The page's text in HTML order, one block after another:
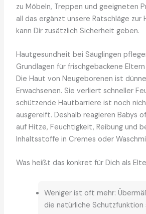
zu Möbeln, Treppen und geeigneten
all das ergänzt unsere Ratschläge zur
kann Dir zusätzlich Sicherheit geben.
Hautgesundheit bei Säuglingen
Grundlagen für frischgebackene Eltern
Die Haut von Neugeborenen ist
Erwachsenen. Sie verliert schneller
schützende Hautbarriere ist noch
ausgereift. Deshalb reagieren Babys
auf Hitze, Feuchtigkeit, Reibung und
Inhaltsstoffe in Cremes oder
Was heißt das konkret für Dich als
Weniger ist oft mehr:
die natürliche Schutzfunktion